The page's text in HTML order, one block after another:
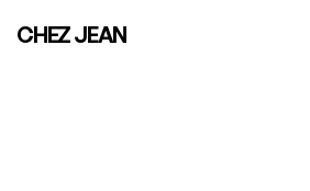
CHEZ JEAN